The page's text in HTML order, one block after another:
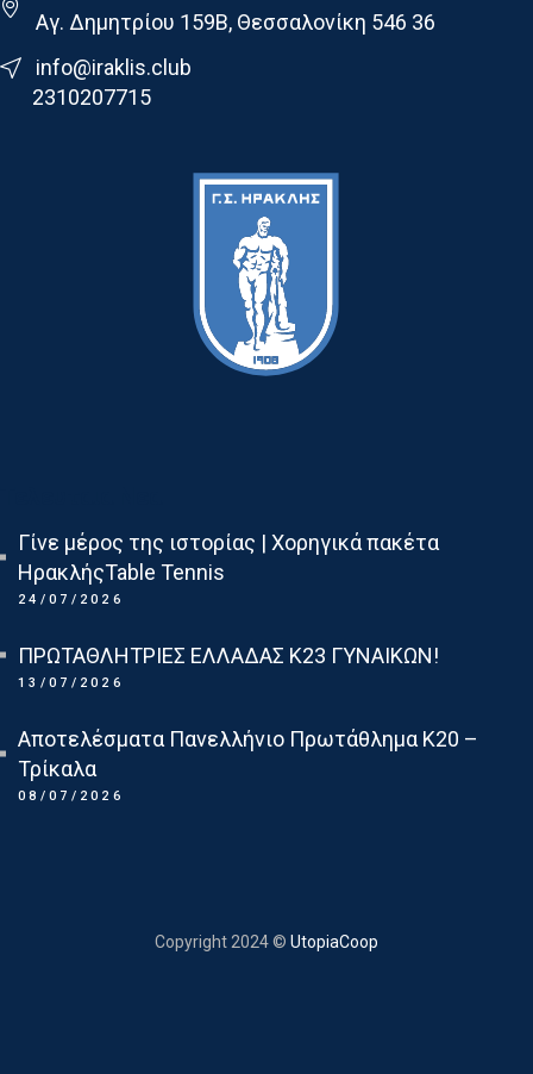
Αγ. Δημητρίου 159Β, Θεσσαλονίκη 546 36
info@iraklis.club
2310207715
Γίνε μέρος της ιστορίας | Χορηγικά πακέτα
ΗρακλήςTable Tennis
24/07/2026
ΠΡΩΤΑΘΛΗΤΡΙΕΣ ΕΛΛΑΔΑΣ Κ23 ΓΥΝΑΙΚΩΝ!
13/07/2026
Αποτελέσματα Πανελλήνιο Πρωτάθλημα Κ20 –
Τρίκαλα
08/07/2026
Copyright 2024 © UtopiaCoop